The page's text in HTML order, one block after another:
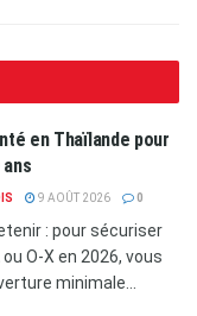
en Thaïlande pour
9 AOÛT 2026 0
: pour sécuriser
O-X en 2026, vous
minimale...